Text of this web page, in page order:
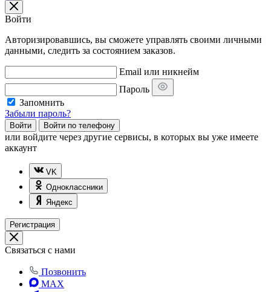
Войти
Авторизировавшись, вы сможете управлять своими личными
данными, следить за состоянием заказов.
Email или никнейм
Пароль
Запомнить
Забыли пароль?
Войти Войти по телефону
или войдите через другие сервисы, в которых вы уже имеете
аккаунт
VK
Одноклассники
Яндекс
Регистрация
Связаться с нами
Позвонить
MAX